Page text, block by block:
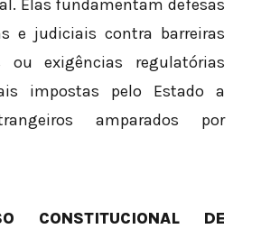
Elas fundamentam defesas
e judiciais contra barreiras
ou exigências regulatórias
impostas pelo Estado a
amparados por
CONSTITUCIONAL DE